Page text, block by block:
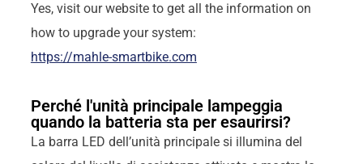
Yes, visit our website to get all the information on
how to upgrade your system:
https://mahle-smartbike.com
Perché l'unità principale lampeggia
quando la batteria sta per esaurirsi?
La barra LED dell’unità principale si illumina del